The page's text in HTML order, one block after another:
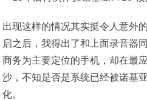
出现这样的情况其实挺令人意外
启之后，我得出了和上面录音器
商务为主要定位的手机，却在最
沙，不知是否是系统已经被诺基
化。